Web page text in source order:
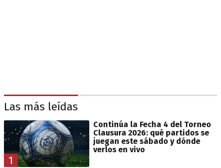
Las más leídas
1
Continúa la Fecha 4 del Torneo
Clausura 2026: qué partidos se
juegan este sábado y dónde
verlos en vivo